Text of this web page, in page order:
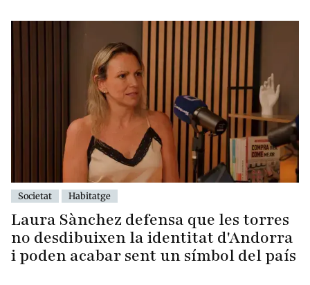
Societat Habitatge
Laura Sànchez defensa que les torres
no desdibuixen la identitat d'Andorra
i poden acabar sent un símbol del país